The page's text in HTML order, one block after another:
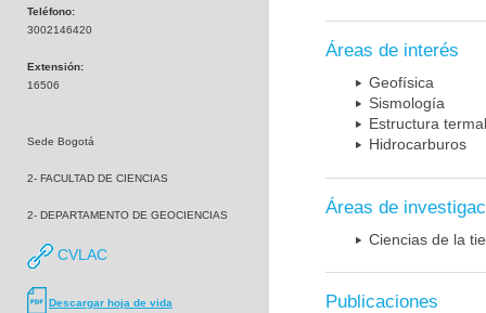
Teléfono:
3002146420
Extensión:
16506
Sede Bogotá
2- FACULTAD DE CIENCIAS
2- DEPARTAMENTO DE GEOCIENCIAS
CVLAC
Descargar hoja de vida
Áreas de interés
Geofísica
Sismología
Estructura
Hidrocarburos
Áreas de
Ciencias de la
Publicaciones